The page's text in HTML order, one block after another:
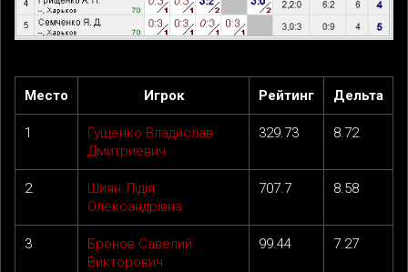
Место Игрок Рейтинг Дельта
1
Гущенко Владислав
Дмитриевич
329.73 8.72
2
Шиян Лідія
Олександрівна
707.7 8.58
3
Бронов Савелий
Викторович
99.44 7.27